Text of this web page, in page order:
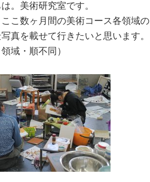
。美術研究室です。
こ数ヶ月間の美術コース各領域の
真を載せて行きたいと思います。
領域・順不同）